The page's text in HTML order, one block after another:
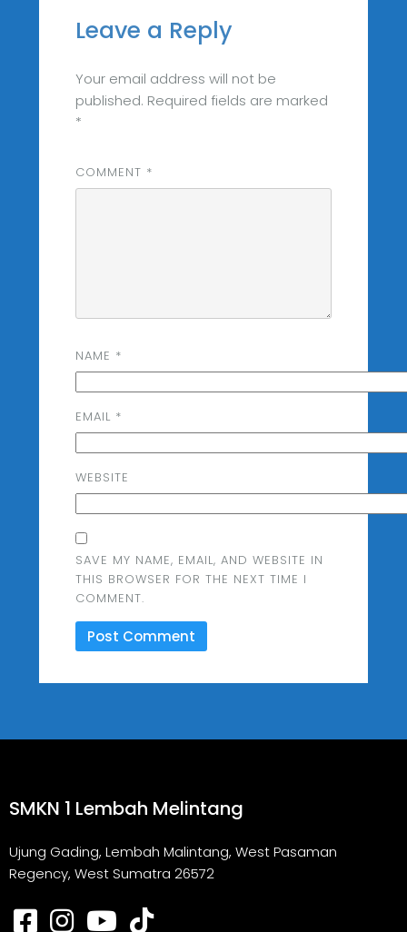
Leave a Reply
Your email address will not be
published. Required fields are marked
*
COMMENT *
NAME *
EMAIL *
WEBSITE
SAVE MY NAME, EMAIL, AND WEBSITE IN
THIS BROWSER FOR THE NEXT TIME I
COMMENT.
SMKN 1 Lembah Melintang
Ujung Gading, Lembah Malintang, West Pasaman
Regency, West Sumatra 26572